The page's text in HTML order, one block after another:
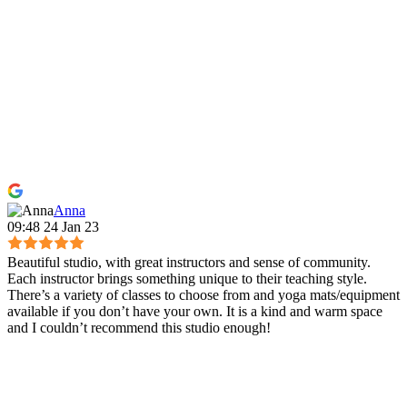
Anna
09:48 24 Jan 23
Beautiful studio, with great instructors and sense of community.
Each instructor brings something unique to their teaching style.
There’s a variety of classes to choose from and yoga mats/equipment
available if you don’t have your own. It is a kind and warm space
and I couldn’t recommend this studio enough!